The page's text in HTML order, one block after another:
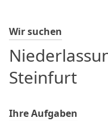
Wir suchen
Steinfurt
Ihre Aufgaben